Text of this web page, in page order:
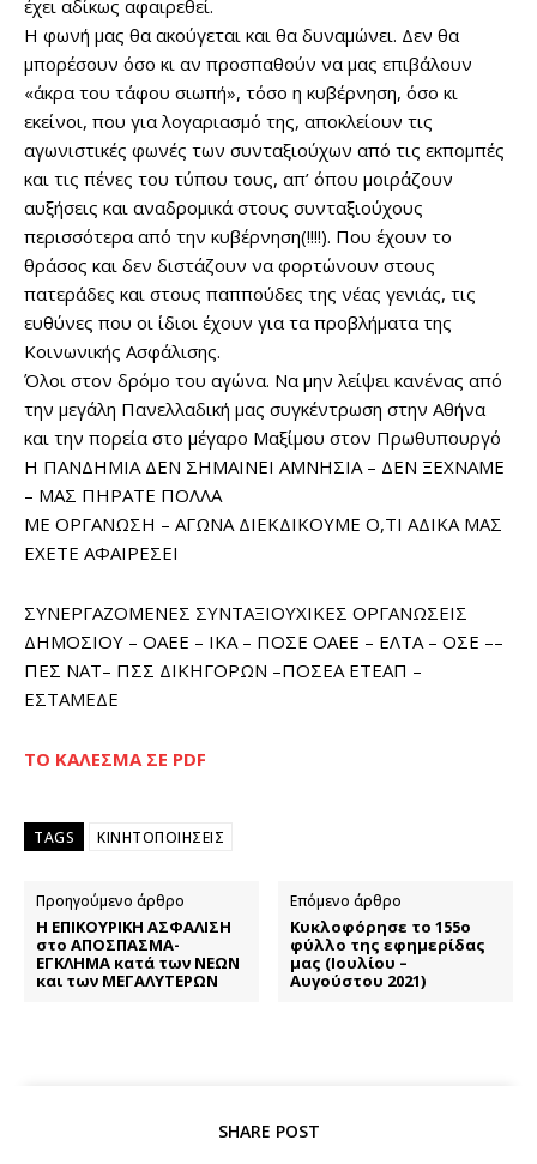
έχει αδίκως αφαιρεθεί.
Η φωνή μας θα ακούγεται και θα δυναμώνει. Δεν θα
μπορέσουν όσο κι αν προσπαθούν να μας επιβάλουν
«άκρα του τάφου σιωπή», τόσο η κυβέρνηση, όσο κι
εκείνοι, που για λογαριασμό της, αποκλείουν τις
αγωνιστικές φωνές των συνταξιούχων από τις εκπομπές
και τις πένες του τύπου τους, απ’ όπου μοιράζουν
αυξήσεις και αναδρομικά στους συνταξιούχους
περισσότερα από την κυβέρνηση(!!!!). Που έχουν το
θράσος και δεν διστάζουν να φορτώνουν στους
πατεράδες και στους παππούδες της νέας γενιάς, τις
ευθύνες που οι ίδιοι έχουν για τα προβλήματα της
Κοινωνικής Ασφάλισης.
Όλοι στον δρόμο του αγώνα. Να μην λείψει κανένας από
την μεγάλη Πανελλαδική μας συγκέντρωση στην Αθήνα
και την πορεία στο μέγαρο Μαξίμου στον Πρωθυπουργό
Η ΠΑΝΔΗΜΙΑ ΔΕΝ ΣΗΜΑΙΝΕΙ ΑΜΝΗΣΙΑ – ΔΕΝ ΞΕΧΝΑΜΕ
– ΜΑΣ ΠΗΡΑΤΕ ΠΟΛΛΑ
ΜΕ ΟΡΓΑΝΩΣΗ – ΑΓΩΝΑ ΔΙΕΚΔΙΚΟΥΜΕ Ο,ΤΙ ΑΔΙΚΑ ΜΑΣ
ΕΧΕΤΕ ΑΦΑΙΡΕΣΕΙ
ΣΥΝΕΡΓΑΖΟΜΕΝΕΣ ΣΥΝΤΑΞΙΟΥΧΙΚΕΣ ΟΡΓΑΝΩΣΕΙΣ
ΔΗΜΟΣΙΟΥ – OAEE – ΙΚΑ – ΠΟΣΕ ΟΑΕΕ – ΕΛΤΑ – ΟΣΕ ––
ΠΕΣ ΝΑΤ– ΠΣΣ ΔΙΚΗΓΟΡΩΝ –ΠΟΣΕΑ ΕΤΕΑΠ –
ΕΣΤΑΜΕΔΕ
ΤΟ ΚΑΛΕΣΜΑ ΣΕ PDF
TAGS ΚΙΝΗΤΟΠΟΙΗΣΕΙΣ
Προηγούμενο άρθρο
Η ΕΠΙΚΟΥΡΙΚΗ ΑΣΦΑΛΙΣΗ
στο ΑΠΟΣΠΑΣΜΑ-
ΕΓΚΛΗΜΑ κατά των ΝΕΩΝ
και των ΜΕΓΑΛΥΤΕΡΩΝ
Επόμενο άρθρο
Κυκλοφόρησε το 155ο
φύλλο της εφημερίδας
μας (Ιουλίου –
Αυγούστου 2021)
SHARE POST